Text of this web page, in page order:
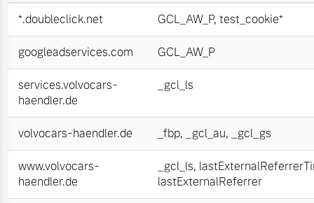
*.doubleclick.net GCL_AW_P,test_cookie*
googleadservices.com GCL_AW_P
services.volvocars-
haendler.de
_gcl_ls
volvocars-haendler.de _fbp, _gcl_au, _gcl_gs
www.volvocars-
haendler.de
_gcl_ls,
lastExternalReferrer